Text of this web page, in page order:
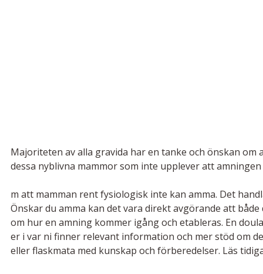
Majoriteten av alla gravida har en tanke och önskan
dessa nyblivna mammor som inte upplever att
m att mamman rent fysiologisk inte kan amma. Det
Önskar du amma kan det vara direkt avgörande att
om hur en amning kommer igång och etableras. En
er i var ni finner relevant information och mer stöd om
eller flaskmata med kunskap och förberedelser. Läs